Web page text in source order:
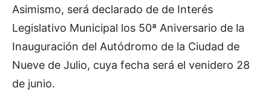
Asimismo, será declarado de de Interés
Legislativo Municipal los 50ª Aniversario de la
Inauguración del Autódromo de la Ciudad de
Nueve de Julio, cuya fecha será el venidero 28
de junio.